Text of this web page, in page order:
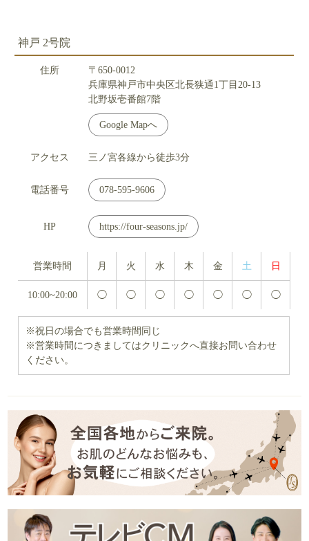
神戸 2号院
住所
〒650-0012
兵庫県神戸市中央区北長狭通1丁目20-13
北野坂壱番館7階
Google Mapへ
アクセス 三ノ宮各線から徒歩3分
電話番号 078-595-9606
HP https://four-seasons.jp/
営業時間 月 火 水 木 金 土 日
10:00~20:00 ◯ ◯ ◯ ◯ ◯ ◯ ◯
※祝日の場合でも営業時間同じ
※営業時間につきましてはクリニックへ直接お問い合わせ
ください。